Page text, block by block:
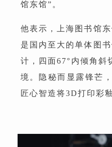
馆东馆”。
他表示，上海图书馆
是国内至大的单体图
计，四面67°内倾角
境。隐秘而显露锋芒
匠心智造将3D打印彩